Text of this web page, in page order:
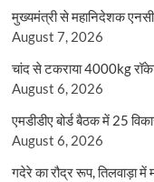
मुख्यमंत्री से महानिदेशक
August 7, 2026
चांद से टकराया 4000kg
August 6, 2026
एमडीडीए बोर्ड बैठक में 25
August 6, 2026
गदेरे का रौद्र रूप, तिलवाड़ा